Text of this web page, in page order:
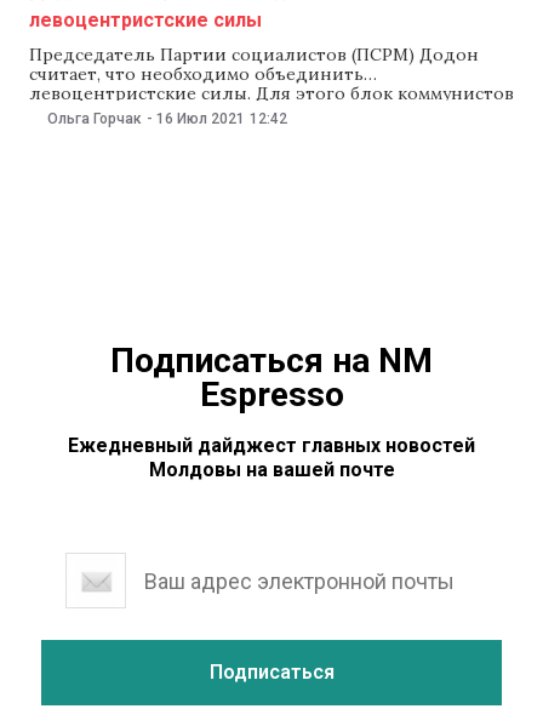
левоцентристские силы
Председатель Партии социалистов (ПСРМ) Додон
считает, что необходимо объединить
левоцентристские силы. Для этого блок коммунистов
и социалистов готов предложить свою платформу
для «ребрендинга». Об этом Додон рассказал 16 июля
Ольга Горчак - 16 Июл 2021 12:42
Подписаться на NM
Espresso
Ежедневный дайджест главных новостей
Молдовы на вашей почте